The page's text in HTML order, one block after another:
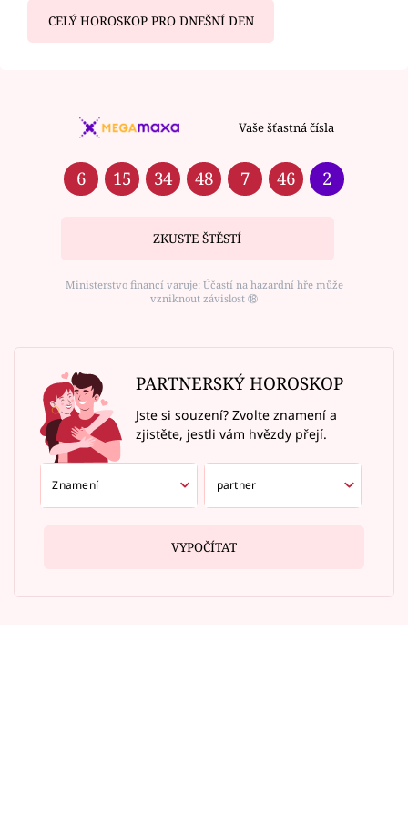
CELÝ HOROSKOP PRO DNEŠNÍ DEN
Vaše šťastná čísla
6 15 34 48 7 46 2
ZKUSTE ŠTĚSTÍ
Ministerstvo financí varuje: Účastí na hazardní hře může
vzniknout závislost ⑱
PARTNERSKÝ HOROSKOP
Jste si souzení? Zvolte znamení a
zjistěte, jestli vám hvězdy přejí.
VYPOČÍTAT